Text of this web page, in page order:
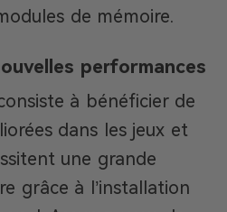
de mémoire.
performances
à bénéficier de
dans les jeux et
une grande
grâce à l’installation